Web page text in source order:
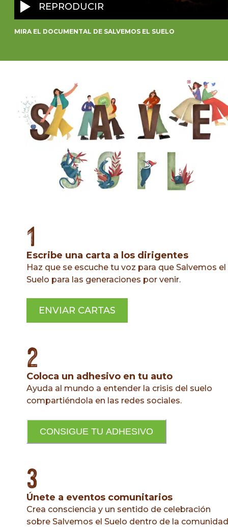
REPRODUCIR
MIRA EL DOCUMENTAL DE SALVEMOS EL SUELO
1
Escribe una carta a los dirigentes
Haz que se escuche tu voz para que Salvemos el
Suelo para las generaciones por venir.
ENVIAR CARTAS
2
Coloca un adhesivo en tu auto
Ayuda al mundo a entender la crisis del suelo
compartiéndola en las redes sociales.
CONSIGUE TU ADHESIVO
3
Únete a eventos comunitarios
Crea consciencia y un sentido de celebración
sobre Salvemos el Suelo dentro de la